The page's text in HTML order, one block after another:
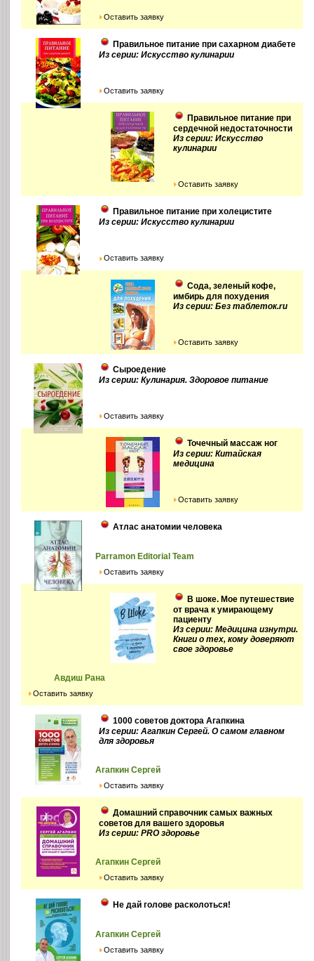
Оставить заявку
Правильное питание при сахарном диабете
Из серии: Искусство кулинарии
Оставить заявку
Правильное питание при
сердечной недостаточности
Из серии: Искусство
кулинарии
Оставить заявку
Правильное питание при холецистите
Из серии: Искусство кулинарии
Оставить заявку
Сода, зеленый кофе,
имбирь для похудения
Из серии: Без таблеток.ru
Оставить заявку
Сыроедение
Из серии: Кулинария. Здоровое питание
Оставить заявку
Точечный массаж ног
Из серии: Китайская
медицина
Оставить заявку
Атлас анатомии человека
Parramon Editorial Team
Оставить заявку
В шоке. Мое путешествие
от врача к умирающему
пациенту
Из серии: Медицина изнутри.
Книги о тех, кому доверяют
свое здоровье
Авдиш Рана
Оставить заявку
1000 советов доктора Агапкина
Из серии: Агапкин Сергей. О самом главном
для здоровья
Агапкин Сергей
Оставить заявку
Домашний справочник самых важных
советов для вашего здоровья
Из серии: PRO здоровье
Агапкин Сергей
Оставить заявку
Не дай голове расколоться!
Агапкин Сергей
Оставить заявку